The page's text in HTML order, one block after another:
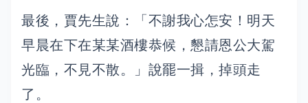
最後，賈先生說：「不謝我心怎安！明天
早晨在下在某某酒樓恭候，懇請恩公大駕
光臨，不見不散。」說罷一揖，掉頭走
了。